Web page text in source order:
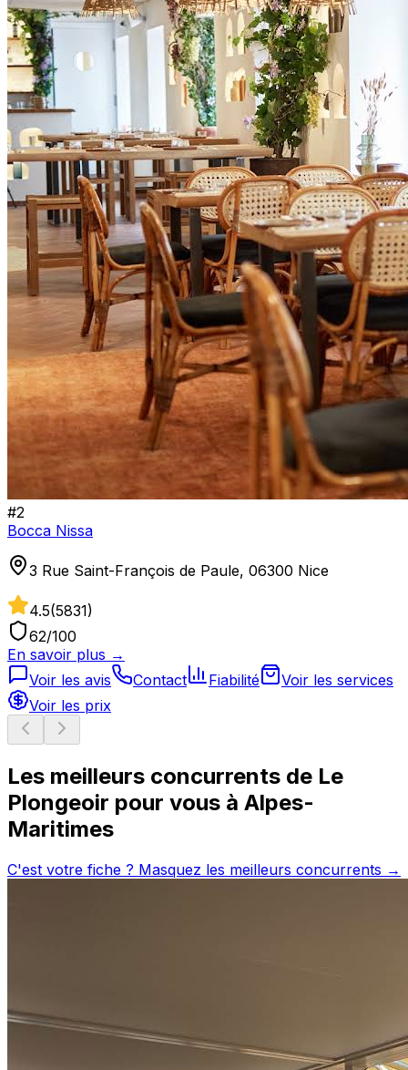
#2
Bocca Nissa
3 Rue Saint-François de Paule, 06300 Nice
4.5(5831)
62/100
En savoir plus →
Voir les avis
Contact Fiabilité
Voir les services
Voir les prix
Les meilleurs concurrents de Le
Plongeoir pour vous à Alpes-
Maritimes
C'est votre fiche ? Masquez les meilleurs concurrents →